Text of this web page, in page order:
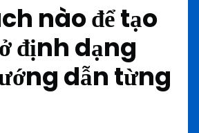
nào để tạo
định dạng
dẫn từng